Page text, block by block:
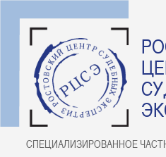
СПЕЦИАЛИЗИРОВАННОЕ